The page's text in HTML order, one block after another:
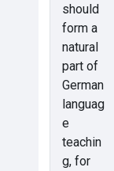
should
form a
natural
part of
German
languag
e
teachin
g, for